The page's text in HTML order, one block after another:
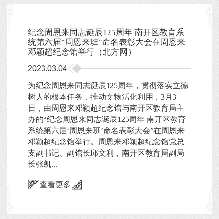
纪念周恩来同志诞辰125周年 南开区教育系
统第六届“周恩来班”命名表彰大会在周恩来
邓颖超纪念馆举行（北方网）
2023.03.04
为纪念周恩来同志诞辰125周年，贯彻落实立德
树人的根本任务，推动文物活化利用，3月3
日，由周恩来邓颖超纪念馆与南开区教育局主
办的“纪念周恩来同志诞辰125周年 南开区教育
系统第六届‘周恩来班’命名表彰大会”在周恩来
邓颖超纪念馆举行。周恩来邓颖超纪念馆党总
支副书记、副馆长邱文利，南开区教育局副局
长张凯...
查看更多